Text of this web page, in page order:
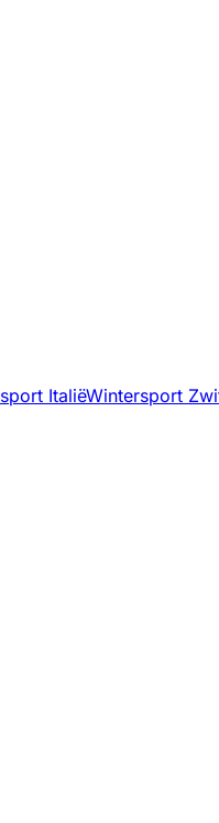
ItaliëWintersport